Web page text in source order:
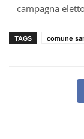
campagna
TAGS comune